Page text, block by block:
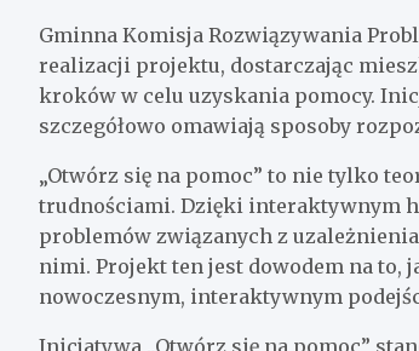
Gminna Komisja Rozwiązywania
realizacji projektu, dostarczając
kroków w celu uzyskania pomocy.
szczegółowo omawiają sposoby
„Otwórz się na pomoc” to nie tylko
trudnościami. Dzięki interaktywnym
problemów związanych z
nimi. Projekt ten jest dowodem na to,
nowoczesnym, interaktywnym
Inicjatywa „Otwórz się na pomoc”